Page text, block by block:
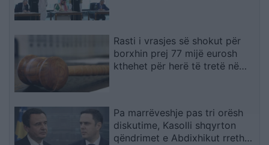
Rasti i vrasjes së shokut për
borxhin prej 77 mijë eurosh
kthehet për herë të tretë në
Pa marrëveshje pas tri orësh
diskutime, Kasolli shqyrton
qëndrimet e Abdixhikut rreth